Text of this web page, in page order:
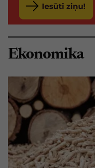
Ekonomika